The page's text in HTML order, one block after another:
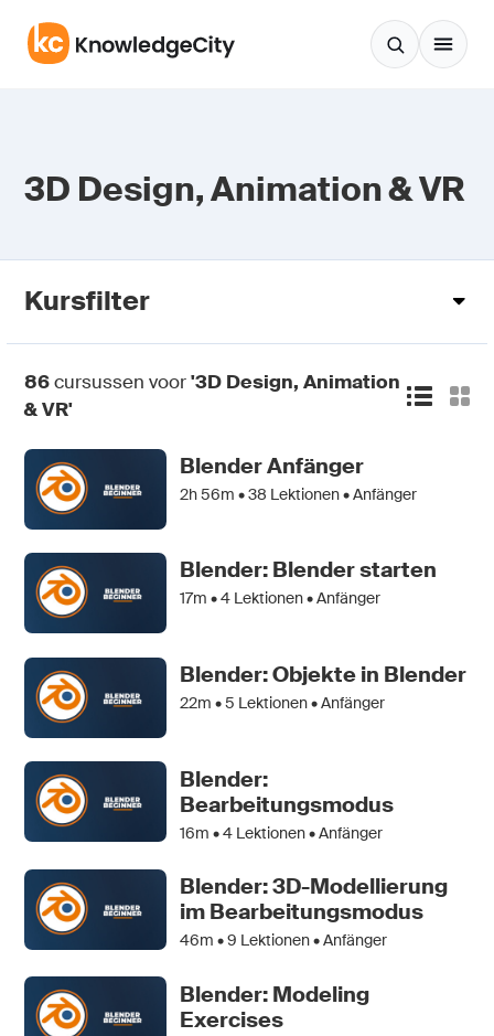
3D Design, Animation & VR
Kursfilter
86cursussen voor'3D Design, Animation
& VR'
Blender Anfänger
2h 56m •38 Lektionen • Anfänger
Blender: Blender starten
17m •4 Lektionen • Anfänger
Blender: Objekte in Blender
22m •5 Lektionen • Anfänger
Blender:
Bearbeitungsmodus
16m •4 Lektionen • Anfänger
Blender: 3D-Modellierung
im Bearbeitungsmodus
46m •9 Lektionen • Anfänger
Blender: Modeling
Exercises